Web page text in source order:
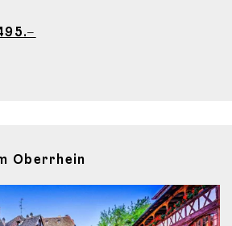
Oberrhein